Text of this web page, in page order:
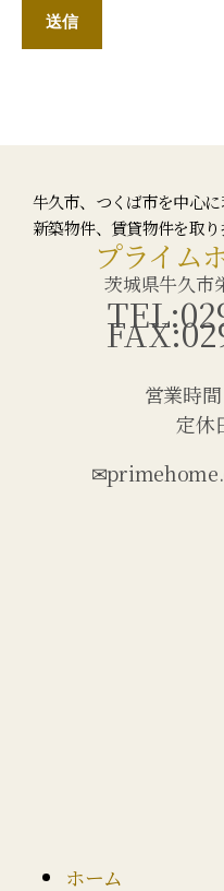
牛久市、つくば市を中心に
新築物件、賃貸物件を取り
プライム
茨城県牛久市
営業時
定休
ホーム